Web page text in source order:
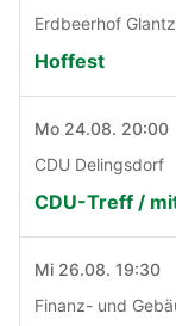
Erdbeerhof Glantz
Hoffest
Mo 24.08. 20:00
CDU Delingsdorf
CDU-Treff /
Mi 26.08. 19:30
Finanz- und